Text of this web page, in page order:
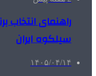
راهنمای انتخاب
سیلکوه ایران
۱۴۰۵/۰۴/۱۴